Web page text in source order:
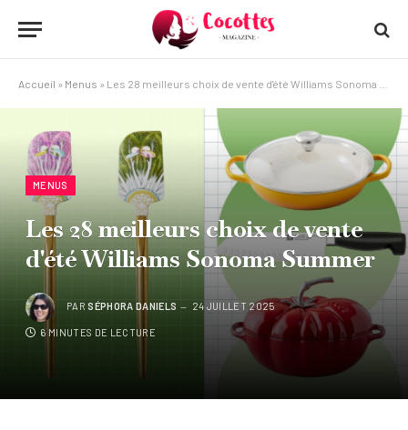
Accueil » Menus » Les 28 meilleurs choix de vente d'été Williams Sonoma Summer
MENUS
Les 28 meilleurs choix de vente
d'été Williams Sonoma Summer
PAR SÉPHORA DANIELS 24 JUILLET 2025
6 MINUTES DE LECTURE